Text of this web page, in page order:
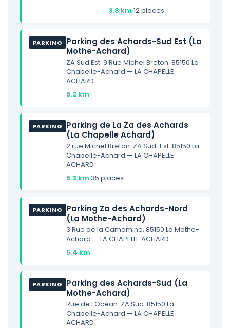
3.8 km·12 places
PARKING
Parking des Achards-Sud Est (La
Mothe-Achard)
ZA Sud Est. 9 Rue Michel Breton. 85150 La
Chapelle-Achard — LA CHAPELLE
ACHARD
5.2 km
PARKING
Parking de La Za des Achards
(La Chapelle Achard)
2 rue Michel Breton. ZA Sud-Est. 85150 La
Chapelle-Achard — LA CHAPELLE
ACHARD
5.3 km·35 places
PARKING
Parking Za des Achards-Nord
(La Mothe-Achard)
3 Rue de la Camamine. 85150 La Mothe-
Achard — LA CHAPELLE ACHARD
5.4 km
PARKING
Parking des Achards-Sud (La
Mothe-Achard)
Rue de l Océan. ZA Sud. 85150 La
Chapelle-Achard — LA CHAPELLE
ACHARD